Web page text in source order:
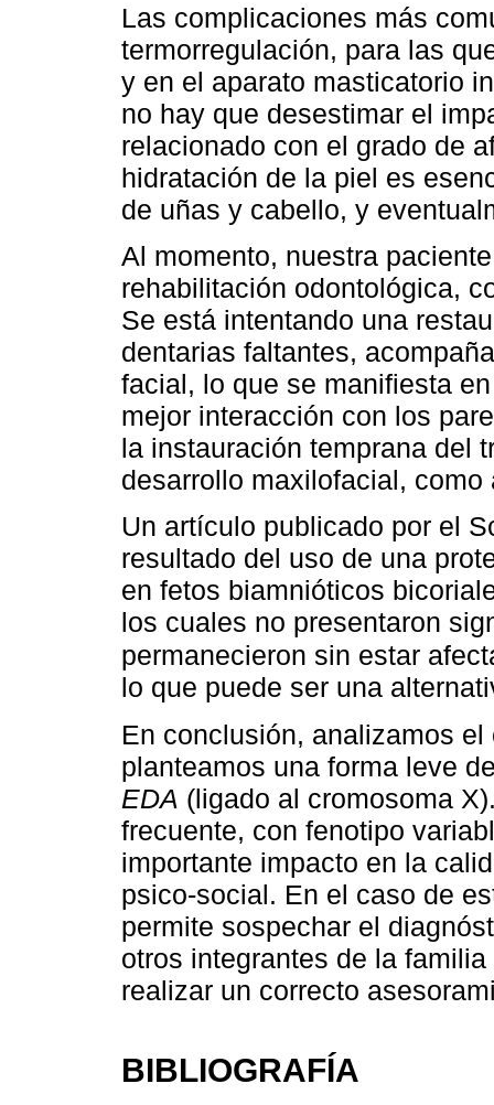
Las complicaciones más
termorregulación, para las
y en el aparato masticatorio
no hay que desestimar el
relacionado con el grado de
hidratación de la piel es
de uñas y cabello, y
Al momento, nuestra
rehabilitación odontológica,
Se está intentando una
dentarias faltantes,
facial, lo que se manifiesta
mejor interacción con los
la instauración temprana del
desarrollo maxilofacial,
Un artículo publicado por el
resultado del uso de una
en fetos biamnióticos
los cuales no presentaron
permanecieron sin estar
lo que puede ser una
En conclusión, analizamos
planteamos una forma leve
EDA (ligado al cromosoma
frecuente, con fenotipo
importante impacto en la
psico-social. En el caso de
permite sospechar el
otros integrantes de la
realizar un correcto
BIBLIOGRAFÍA